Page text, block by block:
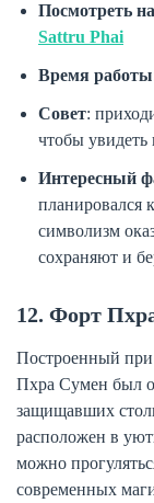
Посмотреть
Sattru Phai
Время работы
Совет:
чтобы
Интересный
планировался
символизм
сохраняют и
12. Форт
Построенный
Пхра Сумен был
защищавших
расположен в
можно
современных